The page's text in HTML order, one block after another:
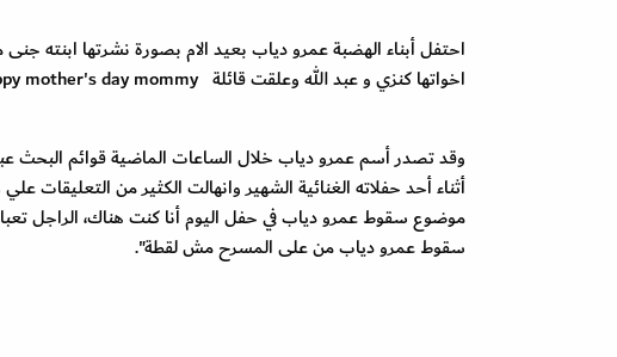
احتفل أبناء الهضبة عمرو دياب بعيد الام بصورة نشرتها ابنته
اخواتها كنزي و عبد الله وعلقت قائلة happy mother's day mommy .
وقد تصدر أسم عمرو دياب خلال الساعات الماضية قوائم
أثناء أحد حفلاته الغنائية الشهير وانهالت الكثير من
سقوط عمرو دياب من على المسرح مش لقطة".